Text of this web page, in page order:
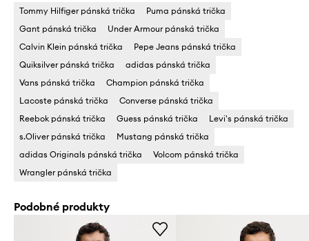
Tommy Hilfiger pánská trička
Puma pánská trička
Gant pánská trička
Under Armour pánská trička
Calvin Klein pánská trička
Pepe Jeans pánská trička
Quiksilver pánská trička
adidas pánská trička
Vans pánská trička
Champion pánská trička
Lacoste pánská trička
Converse pánská trička
Reebok pánská trička
Guess pánská trička
Levi's pánská trička
s.Oliver pánská trička
Mustang pánská trička
adidas Originals pánská trička
Volcom pánská trička
Wrangler pánská trička
Podobné produkty